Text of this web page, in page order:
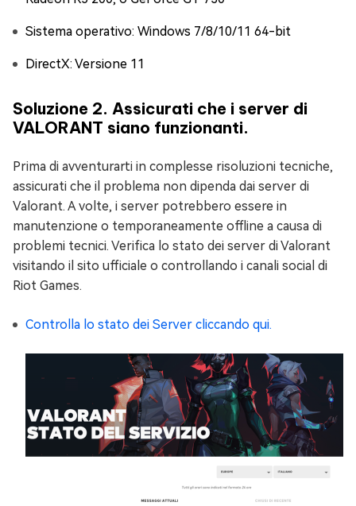
Sistema operativo: Windows 7/8/10/11 64-bit
DirectX: Versione 11
Soluzione 2. Assicurati che i server di
VALORANT siano funzionanti.
Prima di avventurarti in complesse risoluzioni tecniche,
assicurati che il problema non dipenda dai server di
Valorant. A volte, i server potrebbero essere in
manutenzione o temporaneamente offline a causa di
problemi tecnici. Verifica lo stato dei server di Valorant
visitando il sito ufficiale o controllando i canali social di
Riot Games.
Controlla lo stato dei Server cliccando qui.